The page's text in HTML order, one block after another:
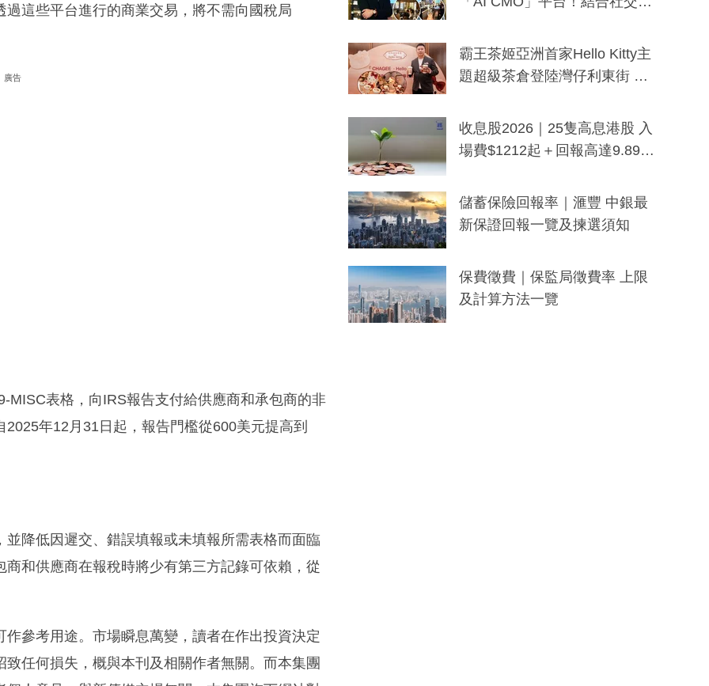
這些平台進行的商業交易，將不需向國稅局
廣告
MISC表格，向IRS報告支付給供應商和承包商的非
年12月31日起，報告門檻從600美元提高到
降低因遲交、錯誤填報或未填報所需表格而面臨
和供應商在報稅時將少有第三方記錄可依賴，從
參考用途。市場瞬息萬變，讀者在作出投資決定
任何損失，概與本刊及相關作者無關。而本集團
分鐘生成「貼地」宣傳短片
霸王茶姬亞洲首家Hello Kitty主
題超級茶倉登陸灣仔利東街 推
y及香港限定特調系列
收息股2026｜25隻高息港股 入
場費$1212起＋回報高達9.89
儲蓄保險回報率｜滙豐 中銀最
新保證回報一覽及揀選須知
保費徵費｜保監局徵費率 上限
及計算方法一覽